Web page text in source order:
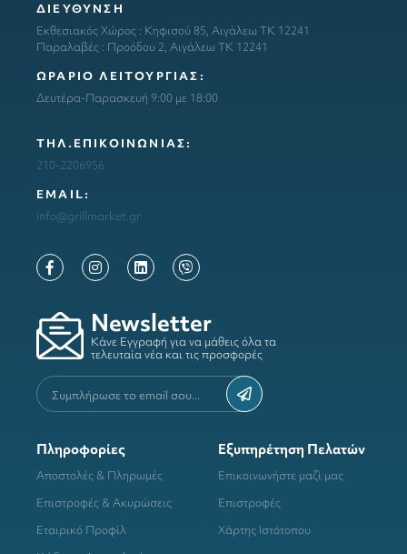
ΔΙΕΥΘΥΝΣΗ
Εκθεσιακός Χώρος : Κηφισού 85, Αιγάλεω ΤΚ 12241
Παραλαβές : Προόδου 2, Αιγάλεω ΤΚ 12241
ΩΡΑΡΙΟ ΛΕΙΤΟΥΡΓΙΑΣ:
Δευτέρα-Παρασκευή 9:00 με 18:00
ΤΗΛ.ΕΠΙΚΟΙΝΩΝΙΑΣ:
210-2206956
ΕΜΑΙL:
info@grillmarket.gr
Newsletter
Κάνε Εγγραφή για να μάθεις όλα τα
τελευταία νέα και τις προσφορές
Πληροφορίες
Αποστολές & Πληρωμές
Επιστροφές & Ακυρώσεις
Εταιρικό Προφίλ
Εξυπηρέτηση Πελατών
Επικοινωνήστε μαζί μας
Επιστροφές
Χάρτης Ιστότοπου